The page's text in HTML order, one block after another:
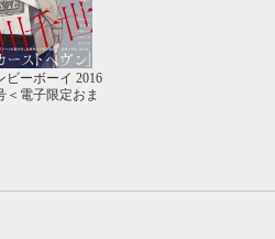
ビーボーイ 2016
＜電子限定おま